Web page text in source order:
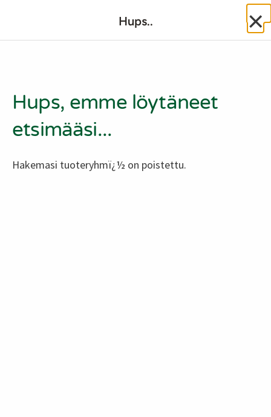
Hups..
Hups, emme löytäneet
etsimääsi...
Hakemasi tuoteryhmï¿½ on poistettu.